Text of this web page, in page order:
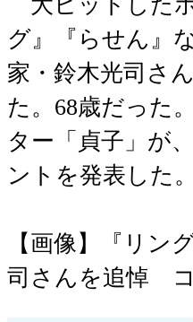
グ』『らせん』
家・鈴木光司さ
た。68歳だった
ター「貞子」が
ントを発表した。
【画像】『リン
司さんを追悼